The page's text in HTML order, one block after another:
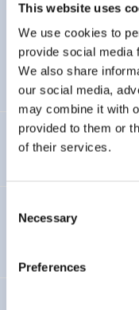
This website uses
We use cookies to
provide social media
We also share
our social media,
may combine it with
provided to them or
of their services.
Selection
Necessary
Preferences
Ornetzeder, Michael
the users'
focus group
housing
Schwarz-Wölzl;Bandini
Ornetzeder,